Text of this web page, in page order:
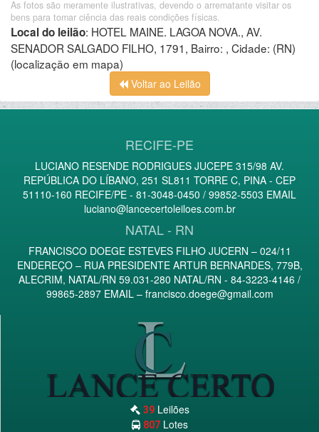
As fotos são meramente ilustrativas, devendo o arrematante visitar os
bens para tomar ciência das reais condições físicas.
Local do leilão: HOTEL MAINE. LAGOA NOVA., AV.
SENADOR SALGADO FILHO, 1791, Bairro: , Cidade: (RN)
(localização em mapa)
Voltar ao Leilão
RECIFE-PE
LUCIANO RESENDE RODRIGUES JUCEPE 315/98 AV.
REPÚBLICA DO LÍBANO, 251 SL811 TORRE C, PINA - CEP
51110-160 RECIFE/PE - 81-3048-0450 / 99852-5503 EMAIL
luciano@lancecertoleiloes.com.br
NATAL - RN
FRANCISCO DOEGE ESTEVES FILHO JUCERN – 024/11
ENDEREÇO – RUA PRESIDENTE ARTUR BERNARDES, 779B,
ALECRIM, NATAL/RN 59.031-280 NATAL/RN - 84-3223-4146 /
99865-2897 EMAIL – francisco.doege@gmail.com
39 Leilões
807 Lotes